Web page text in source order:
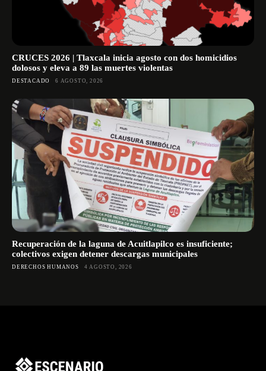
CRUCES 2026 | Tlaxcala inicia agosto con dos homicidios
dolosos y eleva a 89 las muertes violentas
DESTACADO 6 AGOSTO, 2026
Recuperación de la laguna de Acuitlapilco es insuficiente;
colectivos exigen detener descargas municipales
DERECHOS HUMANOS 4 AGOSTO, 2026